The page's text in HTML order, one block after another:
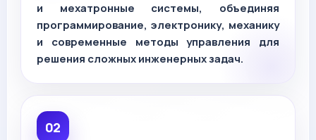
и мехатронные системы, объединяя
программирование, электронику, механику
и современные методы управления для
решения сложных инженерных задач.